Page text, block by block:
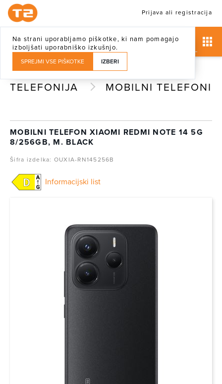
Na strani uporabljamo piškotke, ki nam pomagajo
izboljšati uporabniško izkušnjo.
SPREJMI VSE PIŠKOTKE IZBERI
Prijava ali registracija
TELEFONIJA MOBILNI TELEFONI
MOBILNI TELEFON XIAOMI REDMI NOTE 14 5G
8/256GB, M. BLACK
Šifra izdelka: OUXIA-RN145256B
Informacijski list